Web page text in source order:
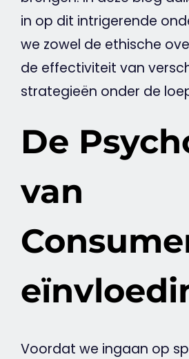
in op dit intrigerende
we zowel de ethische
de effectiviteit van
strategieën onder de
De
van
Voordat we ingaan op